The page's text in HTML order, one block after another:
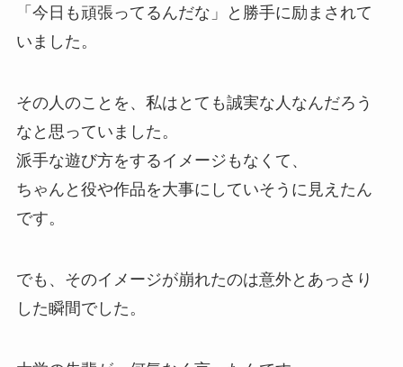
「今日も頑張ってるんだな」と勝手に励まされて
いました。
その人のことを、私はとても誠実な人なんだろう
なと思っていました。
派手な遊び方をするイメージもなくて、
ちゃんと役や作品を大事にしていそうに見えたん
です。
でも、そのイメージが崩れたのは意外とあっさり
した瞬間でした。